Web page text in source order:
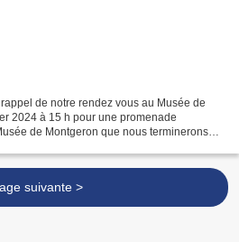
de notre rendez vous au Musée de
2024 à 15 h pour une promenade
de Montgeron que nous terminerons
suivante >